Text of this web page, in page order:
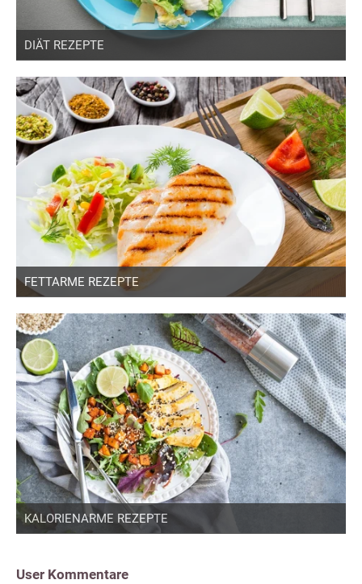
DIÄT REZEPTE
FETTARME REZEPTE
KALORIENARME REZEPTE
User Kommentare